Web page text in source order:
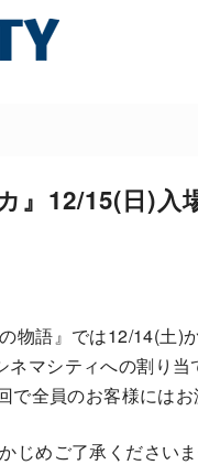
』12/15(日)
語』では12/14(土)
マシティへの割り
全員のお客様にはお
じめご了承ください